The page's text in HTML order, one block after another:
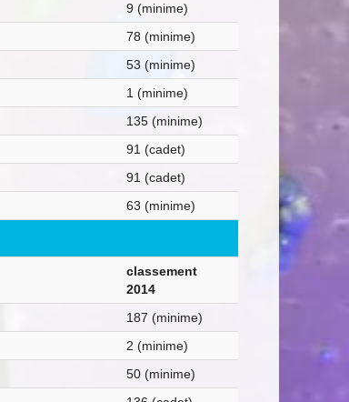
9 (minime)
78 (minime)
53 (minime)
1 (minime)
135 (minime)
91 (cadet)
91 (cadet)
63 (minime)
classement
2014
187 (minime)
2 (minime)
50 (minime)